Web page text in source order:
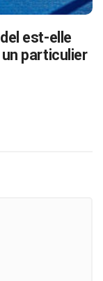
est-elle
particulier